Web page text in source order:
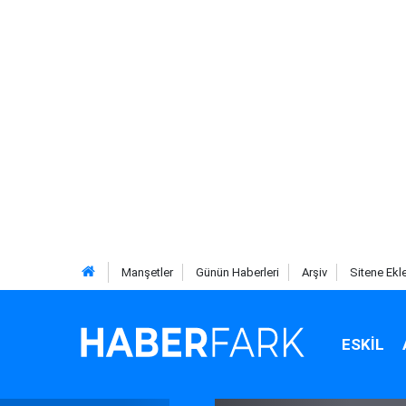
Manşetler Günün Haberleri Arşiv Sitene
ESKIL